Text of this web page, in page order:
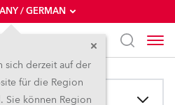
/ GERMAN
sich derzeit auf der
für die Region
Sie können Region